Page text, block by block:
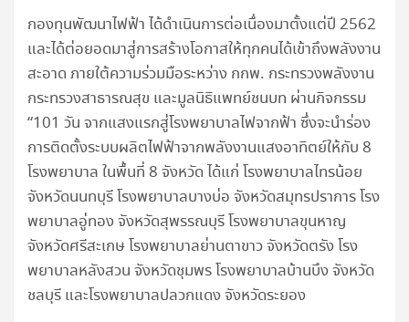
กองทุนพัฒนาไฟฟ้า ได้ดำเนินการต่อเนื่องมาตั้งแต่ปี 2562
และได้ต่อยอดมาสู่การสร้างโอกาสให้ทุกคนได้เข้าถึงพลังงาน
สะอาด ภายใต้ความร่วมมือระหว่าง กกพ. กระทรวงพลังงาน
กระทรวงสาธารณสุข และมูลนิธิแพทย์ชนบท ผ่านกิจกรรม
“101 วัน จากแสงแรกสู่โรงพยาบาลไฟจากฟ้า ซึ่งจะนำร่อง
การติดตั้งระบบผลิตไฟฟ้าจากพลังงานแสงอาทิตย์ให้กับ 8
โรงพยาบาล ในพื้นที่ 8 จังหวัด ได้แก่ โรงพยาบาลไทรน้อย
จังหวัดนนทบุรี โรงพยาบาลบางบ่อ จังหวัดสมุทรปราการ โรง
พยาบาลอู่ทอง จังหวัดสุพรรณบุรี โรงพยาบาลขุนหาญ
จังหวัดศรีสะเกษ โรงพยาบาลย่านตาขาว จังหวัดตรัง โรง
พยาบาลหลังสวน จังหวัดชุมพร โรงพยาบาลบ้านบึง จังหวัด
ชลบุรี และโรงพยาบาลปลวกแดง จังหวัดระยอง